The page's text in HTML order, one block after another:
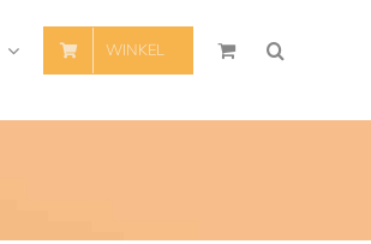
WINKEL